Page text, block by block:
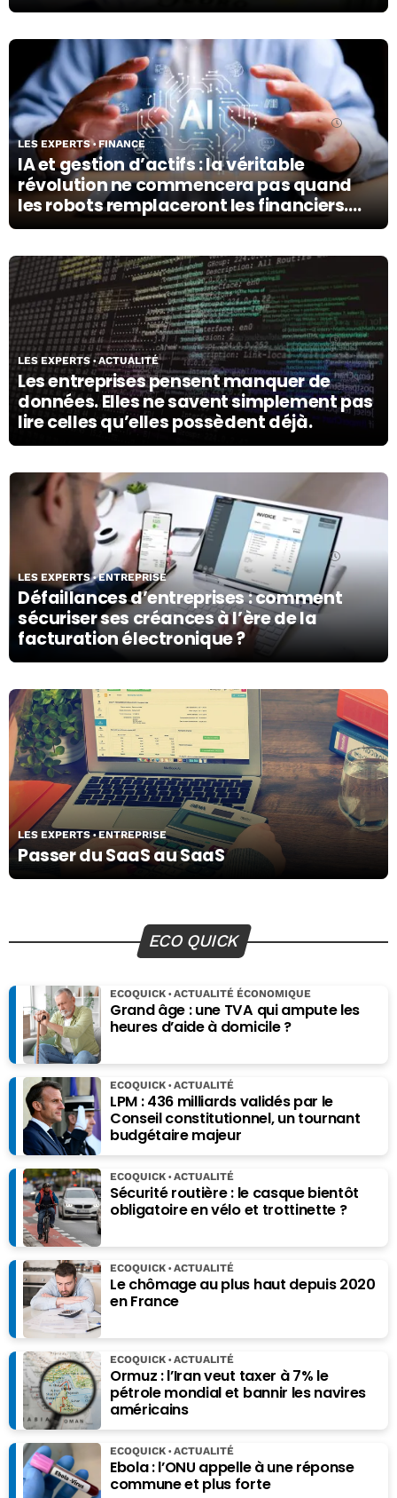
IA et gestion d’actifs : la véritable
révolution ne commencera pas quand
les robots remplaceront les financiers.
Elle commencera quand ils prendront les
LES EXPERTS FINANCE
07/08/26
Les entreprises pensent manquer de
données. Elles ne savent simplement pas
lire celles qu’elles possèdent déjà.
LES EXPERTS ACTUALITÉ
06/08/26
Défaillances d’entreprises : comment
sécuriser ses créances à l’ère de la
facturation électronique ?
LES EXPERTS ENTREPRISE
Passer du SaaS au SaaS
LES EXPERTS ENTREPRISE
06/08/26
ECO QUICK
Grand âge : une TVA qui ampute les
heures d’aide à domicile ?
ECOQUICK ACTUALITÉ ÉCONOMIQUE
LPM : 436 milliards validés par le
Conseil constitutionnel, un tournant
budgétaire majeur
ECOQUICK ACTUALITÉ
Sécurité routière : le casque bientôt
obligatoire en vélo et trottinette ?
ECOQUICK ACTUALITÉ
Le chômage au plus haut depuis 2020
en France
ECOQUICK ACTUALITÉ
Ormuz : l’Iran veut taxer à 7% le
pétrole mondial et bannir les navires
américains
ECOQUICK ACTUALITÉ
Ebola : l’ONU appelle à une réponse
commune et plus forte
ECOQUICK ACTUALITÉ